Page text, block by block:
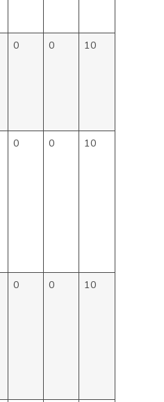
0 0 10
0 0 10
0 0 10